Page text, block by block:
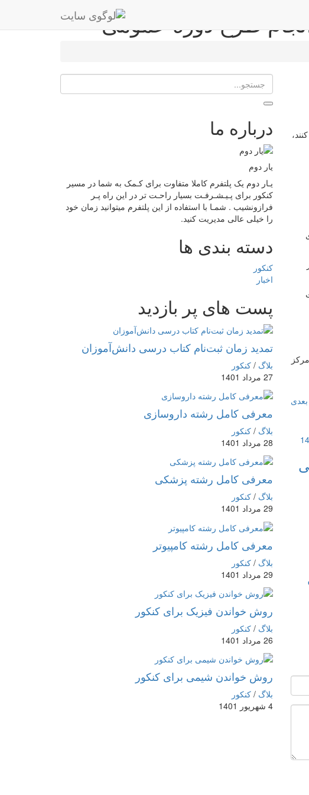
طرح دوره عمومی
درباره ما
یار دوم
یـار دوم یک پلتفرم کاملا متفاوت برای کـمک به شما در مسیر
کنکور برای پـیـشـرفـت بسیار راحـت تر در این راه پـر
فرازونشیب . شمـا با استفاده از این پلتفرم میتوانید زمان خود
را خیلی عالی مدیریت کنید.
دسته بندی ها
کنکور
اخبار
پست های پر بازدید
تمدید زمان ثبت‌نام کتاب درسی دانش‌آموزان
بلاگ / کنکور
27 مرداد 1401
معرفی کامل رشته داروسازی
بلاگ / کنکور
28 مرداد 1401
معرفی کامل رشته پزشکی
بلاگ / کنکور
29 مرداد 1401
معرفی کامل رشته کامپیوتر
بلاگ / کنکور
29 مرداد 1401
روش خواندن فیزیک برای کنکور
بلاگ / کنکور
26 مرداد 1401
روش خواندن شیمی برای کنکور
بلاگ / کنکور
4 شهریور 1401